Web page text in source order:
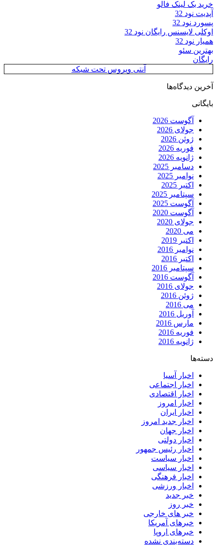
خرید بک لینک فالو
آپدیت نود 32
پسورد نود 32
اوکلی لایسنس رایگان نود 32
همیار نود 32
بهترین سئو
رایگان
آنتی ویروس تحت شبکه
آخرین دیدگاه‌ها
بایگانی
آگوست 2026
جولای 2026
ژوئن 2026
فوریه 2026
ژانویه 2026
دسامبر 2025
نوامبر 2025
اکتبر 2025
سپتامبر 2025
آگوست 2025
آگوست 2020
جولای 2020
می 2020
اکتبر 2019
نوامبر 2016
اکتبر 2016
سپتامبر 2016
آگوست 2016
جولای 2016
ژوئن 2016
می 2016
آوریل 2016
مارس 2016
فوریه 2016
ژانویه 2016
دسته‌ها
اخبار آسیا
اخبار اجتماعی
اخبار اقتصادی
اخبار امروز
اخبار ایران
اخبار جدید امروز
اخبار جهان
اخبار دولتی
اخبار رئیس جمهور
اخبار سیاست
اخبار سیاسی
اخبار فرهنگی
اخبار ورزشی
خبر جدید
خبر روز
خبر های خارجی
خبرهای آمریکا
خبرهای اروپا
دسته‌بندی نشده